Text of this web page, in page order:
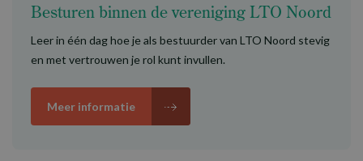
Besturen binnen de vereniging LTO Noord
Leer in één dag hoe je als bestuurder van LTO Noord stevig
en met vertrouwen je rol kunt invullen.
Meer informatie